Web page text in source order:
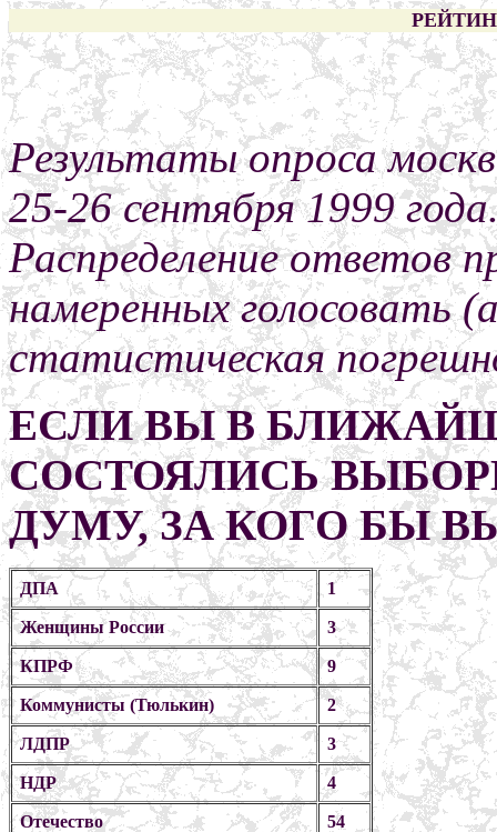
Результаты опроса
25-26 сентября 1999
Распределение ответов
намеренных голосовать
статистическая
ЕСЛИ ВЫ В
СОСТОЯЛИСЬ
ДУМУ, ЗА КОГО БЫ
ДПА 1
Женщины России 3
КПРФ 9
Коммунисты (Тюлькин) 2
ЛДПР 3
НДР 4
Отечество 54